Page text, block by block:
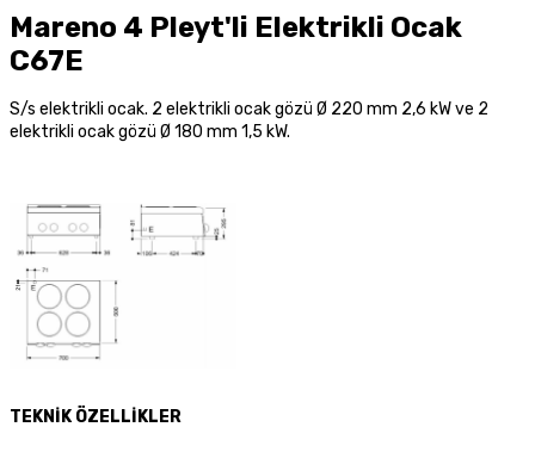
Mareno 4 Pleyt'li Elektrikli Ocak
C67E
S/s elektrikli ocak. 2 elektrikli ocak gözü Ø 220 mm 2,6 kW ve 2
elektrikli ocak gözü Ø 180 mm 1,5 kW.
TEKNİK ÖZELLİKLER